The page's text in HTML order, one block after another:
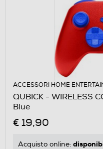
ACCESSORI HOME
QUBICK - WIRELESS
Blue
€ 19,90
Acquisto online: